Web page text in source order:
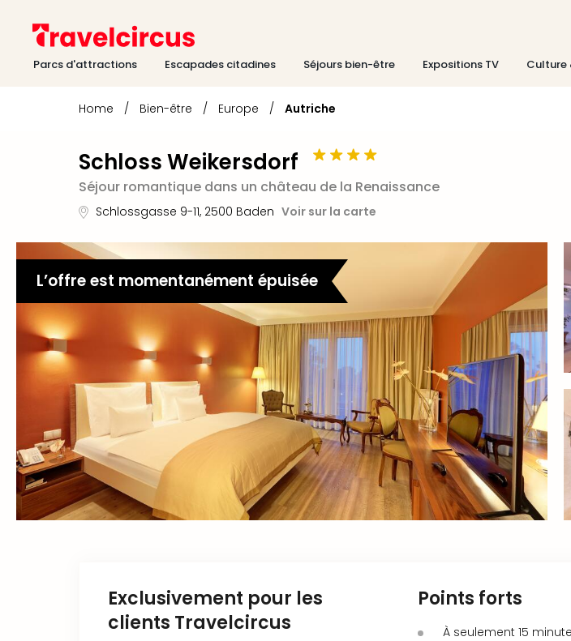
Parcs d'attractions Escapades citadines Séjours bien-être Expositions TV Culture
Home / Bien-être / Europe / Autriche
Schloss Weikersdorf
Séjour romantique dans un château de la Renaissance
Schlossgasse 9-11, 2500 Baden Voir sur la carte
L’offre est momentanément épuisée
Exclusivement pour les
clients Travelcircus
Points forts
À seulement 15